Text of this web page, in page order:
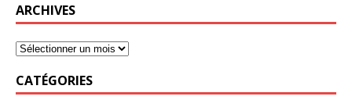
ARCHIVES
CATÉGORIES